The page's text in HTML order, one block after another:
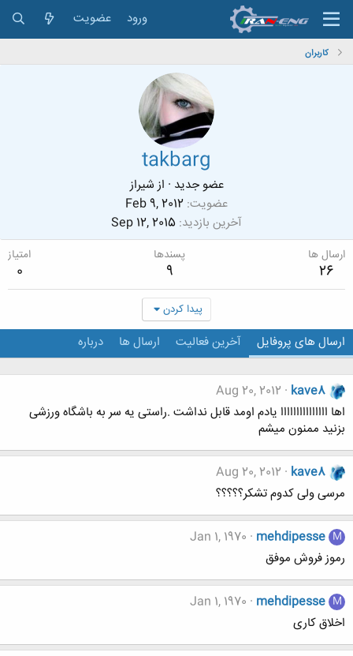
ورود عضویت
کاربران
takbarg
عضو جدید · ازشیراز
عضویت Feb 9, 2012
آخرین بازدید Sep 12, 2015
ارسال ها
26
پسندها
9
امتیاز
0
پیدا کردن
ارسال های پروفایل آخرین فعالیت ارسال ها درباره
kave8
Aug 20, 2012
اها ااااااااااااااا یادم اومد قابل نداشت .راستی یه سر به باشگاه ورزشی
بزنید ممنون میشم
kave8
Aug 20, 2012
مرسی ولی کدوم تشکر؟؟؟؟؟
M
mehdipesse
Jan 1, 1970
رموز فروش موفق
M
mehdipesse
Jan 1, 1970
اخلاق کاری